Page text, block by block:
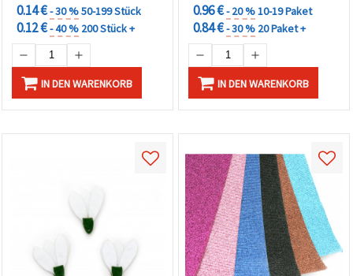
0.14 €- 30 %50-199 Stück
0.12 €- 40 % 200 Stück +
IN DEN WARENKORB
0.96 €- 20 %10-19 Paket
0.84 €- 30 % 20 Paket +
IN DEN WARENKORB